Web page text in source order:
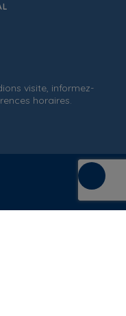
visite, informez-
horaires.